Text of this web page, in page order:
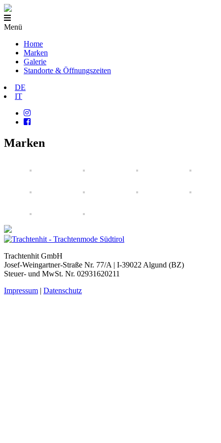
Menü
Home
Marken
Galerie
Standorte & Öffnungszeiten
DE
IT
Marken
Trachtenhit GmbH
Josef-Weingartner-Straße Nr. 77/A | I-39022 Algund (BZ)
Steuer- und MwSt. Nr. 02931620211
Impressum | Datenschutz